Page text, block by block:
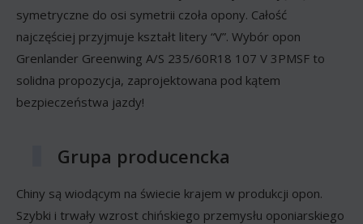
symetryczne do osi symetrii czoła opony. Całość
najczęściej przyjmuje kształt litery “V”. Wybór opon
Grenlander Greenwing A/S 235/60R18 107 V 3PMSF to
solidna propozycja, zaprojektowana pod kątem
bezpieczeństwa jazdy!
Grupa producencka
Chiny są wiodącym na świecie krajem w produkcji opon.
Szybki i trwały wzrost chińskiego przemysłu oponiarskiego